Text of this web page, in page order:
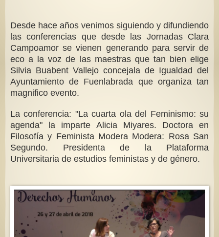
Desde hace años venimos siguiendo y difundiendo
las conferencias que desde las Jornadas Clara
Campoamor se vienen generando para servir de
eco a la voz de las maestras que tan bien elige
Silvia Buabent Vallejo concejala de Igualdad del
Ayuntamiento de Fuenlabrada que organiza tan
magnifico evento.
La conferencia: "La cuarta ola del Feminismo: su
agenda" la imparte Alicia Miyares. Doctora en
Filosofía y Feminista Modera Modera: Rosa San
Segundo. Presidenta de la Plataforma
Universitaria de estudios feministas y de género.